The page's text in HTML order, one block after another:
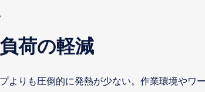
荷の軽減
よりも圧倒的に発熱が少ない。作業環境やワ